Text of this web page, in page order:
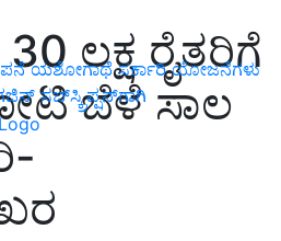
ಯಶೋಗಾಥೆ ಸರ್ಕಾರಿ ಯೋಜನೆಗಳು
ಸಬ್‌ಸ್ಕ್ರಿಪ್ಷನ್‌ಗಾಗಿ
ಲಕ್ಷ ರೈತರಿಗೆ
ಬೆಳೆ ಸಾಲ